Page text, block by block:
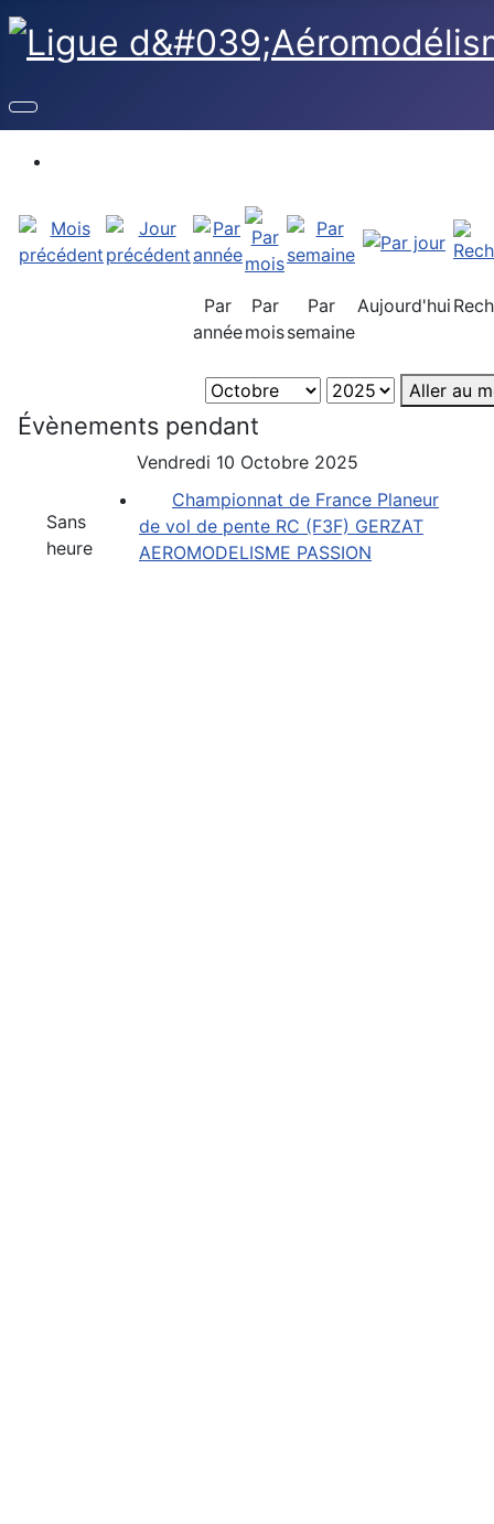
Par
année
Par
mois
Par
semaine
Aujourd'hui
Aller au
Évènements pendant
Vendredi 10 Octobre 2025
Sans
heure
Championnat de France Planeur
de vol de pente RC (F3F) GERZAT
AEROMODELISME PASSION